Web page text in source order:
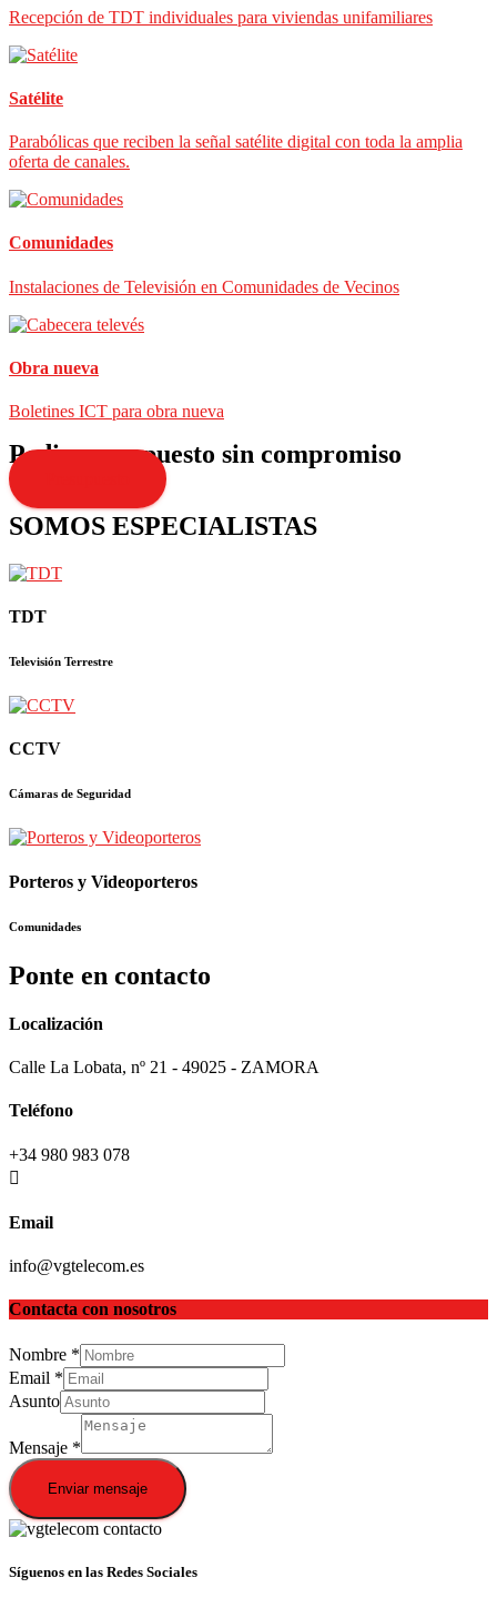
Recepción de TDT individuales para viviendas unifamiliares
Satélite
Parabólicas que reciben la señal satélite digital con toda la amplia
oferta de canales.
Comunidades
Instalaciones de Televisión en Comunidades de Vecinos
Obra nueva
Boletines ICT para obra nueva
Pedir presupuesto sin compromiso
SOMOS ESPECIALISTAS
TDT
Televisión Terrestre
CCTV
Cámaras de Seguridad
Porteros y Videoporteros
Comunidades
Ponte en contacto
Localización
Calle La Lobata, nº 21 - 49025 - ZAMORA
Teléfono
+34 980 983 078
Email
info@vgtelecom.es
Contacta con nosotros
Nombre *
Email *
Asunto
Mensaje *
Enviar mensaje
Síguenos en las Redes Sociales